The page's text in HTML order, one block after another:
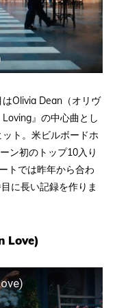
Olivia Dean（オリヴ
』の中心曲とし
ト。米ビルボードホ
ン初のトップ10入り
トでは昨年から合わ
に長い記録を作りま
Love)